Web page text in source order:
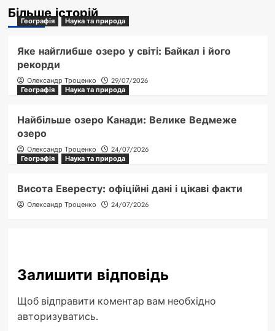
Більше історій
Географія Наука та природа
Яке найглибше озеро у світі: Байкал і його
рекорди
Олександр Троценко
29/07/2026
Географія
Наука та природа
Найбільше озеро Канади: Велике Ведмеже
озеро
Олександр Троценко
24/07/2026
Географія
Наука та природа
Висота Евересту: офіційні дані і цікаві факти
Олександр Троценко 24/07/2026
Залишити відповідь
Щоб відправити коментар вам необхідно
авторизуватись.